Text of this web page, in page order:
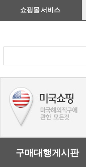
쇼핑몰 서비스
구매대행게시판